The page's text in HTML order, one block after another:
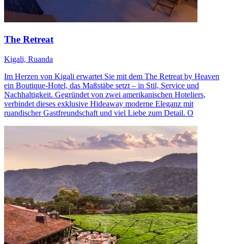
The Retreat
Kigali, Ruanda
Im Herzen von Kigali erwartet Sie mit dem The Retreat by Heaven
ein Boutique-Hotel, das Maßstäbe setzt – in Stil, Service und
Nachhaltigkeit. Gegründet von zwei amerikanischen Hoteliers,
verbindet dieses exklusive Hideaway moderne Eleganz mit
ruandischer Gastfreundschaft und viel Liebe zum Detail. O